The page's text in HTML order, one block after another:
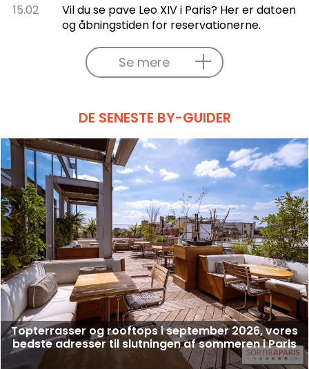
15.02
Vil du se pave Leo XIV i Paris? Her er datoen
og åbningstiden for reservationerne.
Se mere
DE SENESTE BY-GUIDER
Topterrasser og rooftops i september 2026, vores
bedste adresser til slutningen af sommeren i Paris